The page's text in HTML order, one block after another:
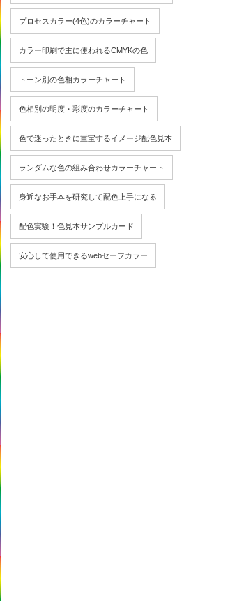
プロセスカラー(4色)のカラーチャート
カラー印刷で主に使われるCMYKの色
トーン別の色相カラーチャート
色相別の明度・彩度のカラーチャート
色で迷ったときに重宝するイメージ配色見本
ランダムな色の組み合わせカラーチャート
身近なお手本を研究して配色上手になる
配色実験！色見本サンプルカード
安心して使用できるwebセーフカラー